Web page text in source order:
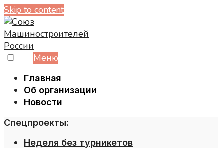
Skip to content
Меню
Главная
Об организации
Новости
Спецпроекты:
Неделя без турникетов